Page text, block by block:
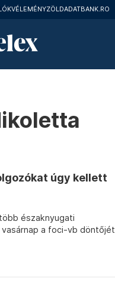
VÉLEMÉNYZÖLDADATBANK.RO
úgy kellett
északnyugati
a foci-vb döntőjét